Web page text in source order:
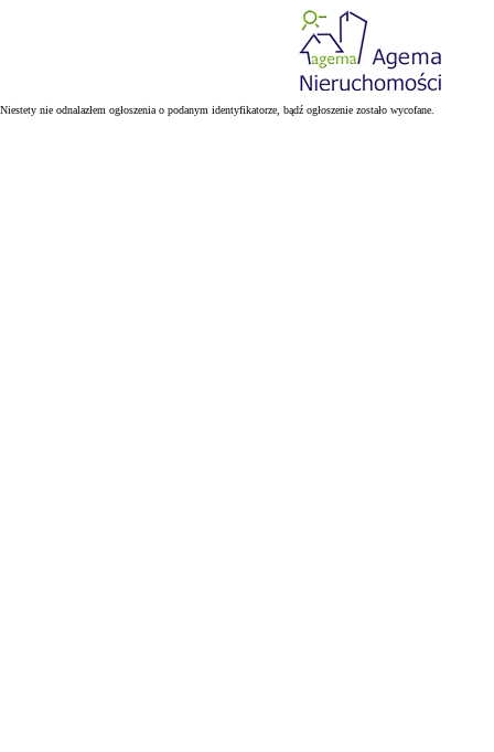
Niestety nie odnalazłem ogłoszenia o podanym identyfikatorze, bądź ogłoszenie zostało wycofane.